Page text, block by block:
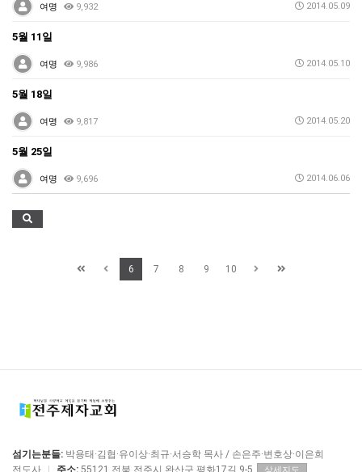
여명 9,932 2014.05.09
5월 11일
여명 9,986 2014.05.10
5월 18일
여명 9,817 2014.05.20
5월 25일
여명 9,696 2014.06.06
6 7 8 9 10
섬기는분들: 박용태·김협·유이상·최규·서승학 목사 / 손은주·변호상·이은희